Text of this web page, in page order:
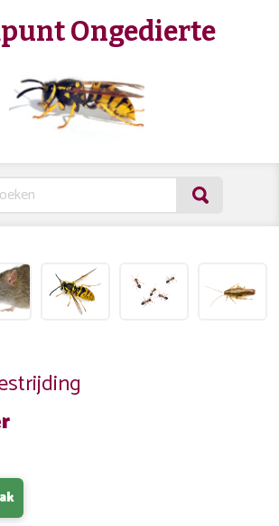
Ongedierte